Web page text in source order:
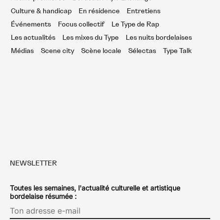
Culture & handicap
En résidence
Entretiens
Événements
Focus collectif
Le Type de Rap
Les actualités
Les mixes du Type
Les nuits bordelaises
Médias
Scene city Scène locale Sélectas Type Talk
NEWSLETTER
Toutes les semaines, l'actualité culturelle et artistique
bordelaise résumée :